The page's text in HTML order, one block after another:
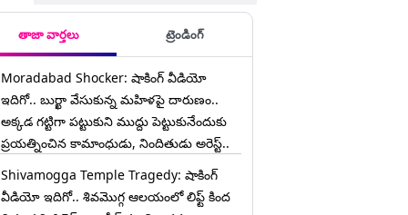
తాజా వార్తలు ట్రెండింగ్
Moradabad Shocker: షాకింగ్ వీడియో
ఇదిగో.. బుర్ఖా వేసుకున్న మహిళపై దారుణం..
అక్కడ గట్టిగా పట్టుకుని ముద్దు పెట్టుకునేందుకు
ప్రయత్నించిన కామాంధుడు, నిందితుడు అరెస్ట్..
Shivamogga Temple Tragedy: షాకింగ్
వీడియో ఇదిగో.. శివమొగ్గ ఆలయంలో లిఫ్ట్ కింద